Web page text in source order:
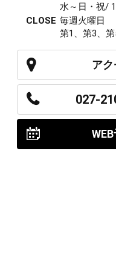
水～日・祝/
CLOSE 毎週火曜日
第1、第3、
ア
027-